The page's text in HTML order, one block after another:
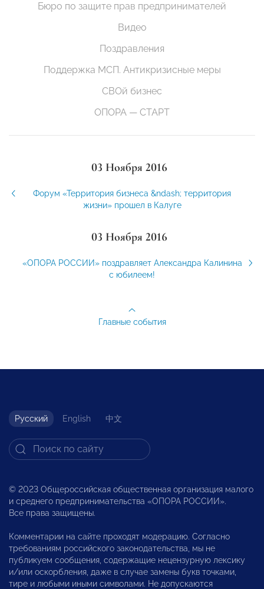
Бюро по защите прав предпринимателей
Видео
Поздравления
Поддержка МСП. Антикризисные меры
СВОй бизнес
ОПОРА — СТАРТ
03 Ноября 2016
Форум «Территория бизнеса &ndash; территория
жизни» прошел в Калуге
03 Ноября 2016
«ОПОРА РОССИИ» поздравляет Александра Калинина
с юбилеем!
Главные события
Русский English 中文
© 2023 Общероссийская общественная организация малого
и среднего предпринимательства «ОПОРА РОССИИ».
Все права защищены.
Комментарии на сайте проходят модерацию. Согласно
требованиям российского законодательства, мы не
публикуем сообщения, содержащие нецензурную лексику
и/или оскорбления, даже в случае замены букв точками,
тире и любыми иными символами. Не допускаются